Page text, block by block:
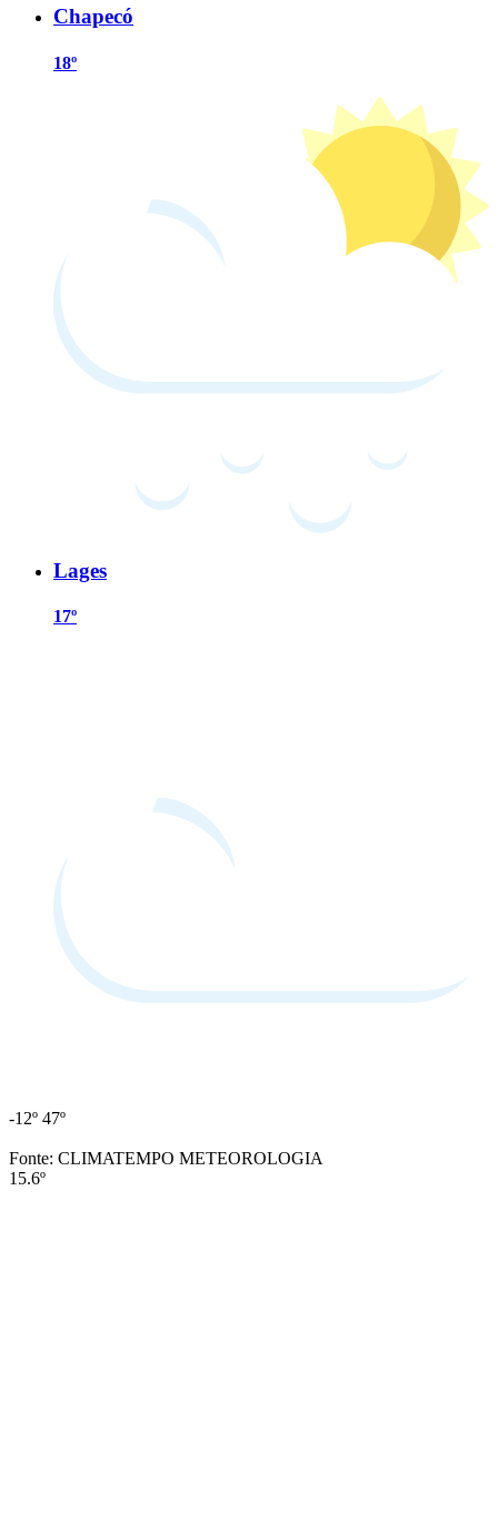
Chapecó
18º
Lages
17º
-12º 47º
Fonte: CLIMATEMPO METEOROLOGIA
15.6º